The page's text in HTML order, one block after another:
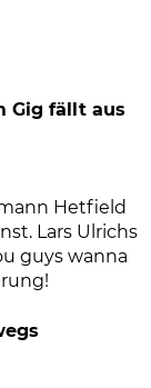
Gig fällt aus
Hetfield
Lars Ulrichs
guys wanna